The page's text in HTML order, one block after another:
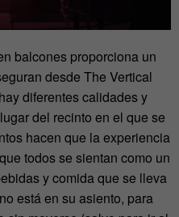
balcones proporciona un
desde The Vertical
diferentes calidades y
del recinto en el que se
hacen que la experiencia
todos se sientan como un
y comida que se lleva
está en su asiento, para